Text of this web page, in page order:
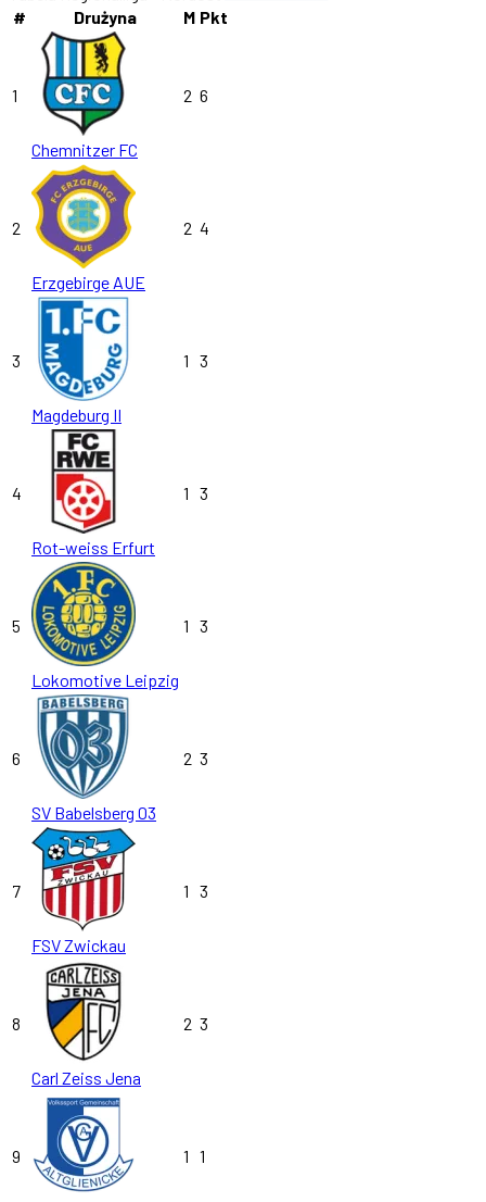
#
Drużyna M Pkt
1
Chemnitzer FC
2 6
2
Erzgebirge AUE
2 4
3
Magdeburg II
1 3
4
Rot-weiss Erfurt
1 3
5
Lokomotive Leipzig
1 3
6
SV Babelsberg 03
2 3
7
FSV Zwickau
1 3
8
Carl Zeiss Jena
2 3
9 1 1